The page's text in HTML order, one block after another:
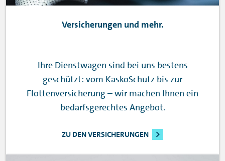
Versicherungen und mehr.
Ihre Dienstwagen sind bei uns bestens
geschützt: vom KaskoSchutz bis zur
Flottenversicherung – wir machen Ihnen ein
bedarfsgerechtes Angebot.
ZU DEN VERSICHERUNGEN